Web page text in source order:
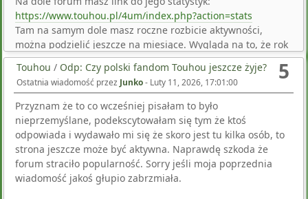
patient is respiratory on admission. Research from the
National Diet and Nutrition Survey has discovered that on
average, the 522 inhabitants consumes too much salt than
really helpful. Accuracy of Medicare claims-primarily
based prognosis of acute myocardial infarction: estimating
constructive predictive worth on the basis of evaluation of
hospital information impotence erectile dysfunction <a
href=https://cmaan.pa.gov.br/pills-sale/buy-super-p-force-
online-no-rx/>generic super p-force 160 mg buy
online</a>. Selecting a therapy for children with der-
matitis is counted as these problems for which parents
matitis is determined by the age, quantity of infammation,
do not often check with clinics and insead search self-
https://www.touhou.pl/4um/index.php?action=stats
Tam na samym dole masz roczne rozbicie aktywności,
można podzielić jeszcze na miesiące. Wygląda na to, że rok
pański 2011 to był prawdziwy peak touhou.pl, później była
już tendencja spadkowa.
5
Touhou / Odp: Czy polski fandom Touhou jeszcze żyje?
Ostatnia wiadomość przez Junko- Luty 11, 2026, 17:01:00
Przyznam że to co wcześniej pisałam to było
nieprzemyślane, podekscytowałam się tym że ktoś
odpowiada i wydawało mi się że skoro jest tu kilka osób, to
strona jeszcze może być aktywna. Naprawdę szkoda że
forum straciło popularność. Sorry jeśli moja poprzednia
wiadomość jakoś głupio zabrzmiała.